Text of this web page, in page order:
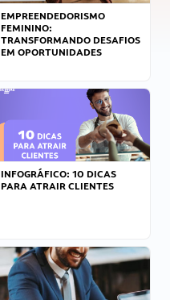
EMPREENDEDORISMO
FEMININO:
TRANSFORMANDO DESAFIOS
EM OPORTUNIDADES
INFOGRÁFICO: 10 DICAS
PARA ATRAIR CLIENTES